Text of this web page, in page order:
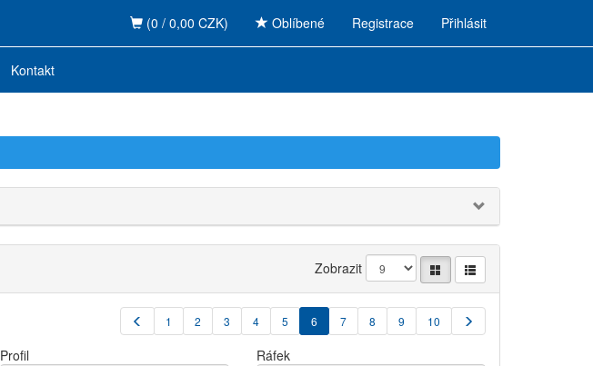
Registrace Přihlásit
(0 / 0,00 CZK) Oblíbené
Kontakt
Zobrazit
1 2 3 4 5 6 7 8 9 10
Profil Ráfek